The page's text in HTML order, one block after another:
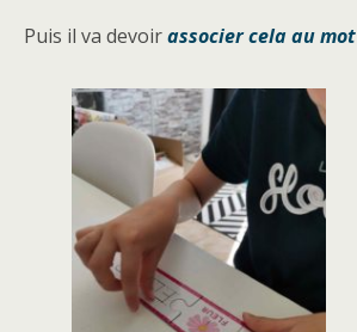
Puis il va devoirassocier cela au mot